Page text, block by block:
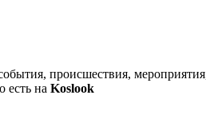
происшествия,
есть на Koslook